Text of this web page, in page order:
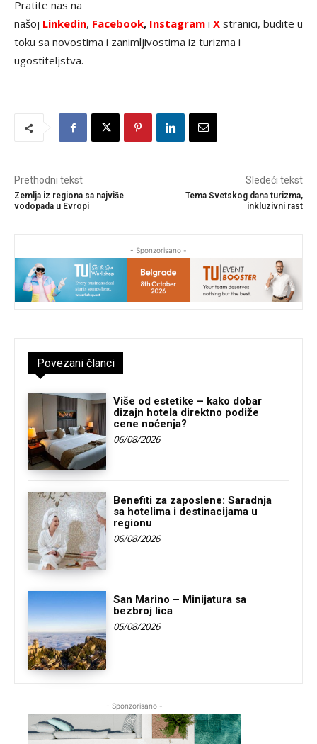
Pratite nas na
našoj Linkedin, Facebook, Instagram i X stranici, budite u
toku sa novostima i zanimljivostima iz turizma i
ugostiteljstva.
Prethodni tekst
Zemlja iz regiona sa najviše
vodopada u Evropi
Sledeći tekst
Tema Svetskog dana turizma,
inkluzivni rast
- Sponzorisano -
Povezani članci
Više od estetike – kako dobar
dizajn hotela direktno podiže
cene noćenja?
06/08/2026
Benefiti za zaposlene: Saradnja
sa hotelima i destinacijama u
regionu
06/08/2026
San Marino – Minijatura sa
bezbroj lica
05/08/2026
- Sponzorisano -